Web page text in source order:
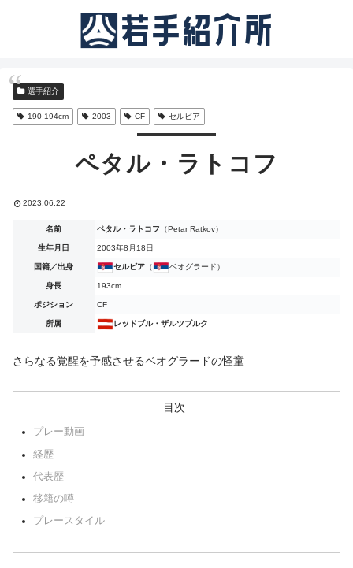
選手紹介
190-194cm 2003 CF セルビア
ペタル・ラトコフ
2023.06.22
名前 ペタル・ラトコフ （Petar Ratkov）
生年月日 2003年8月18日
国籍／出身 セルビア （ ベオグラード）
身長 193cm
ポジション CF
所属 レッドブル・ザルツブルク
さらなる覚醒を予感させるベオグラードの怪童
目次
プレー動画
経歴
代表歴
移籍の噂
プレースタイル